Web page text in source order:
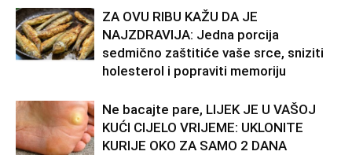
ZA OVU RIBU KAŽU DA JE
NAJZDRAVIJA: Jedna porcija
sedmično zaštitiće vaše srce, sniziti
holesterol i popraviti memoriju
Ne bacajte pare, LIJEK JE U VAŠOJ
KUĆI CIJELO VRIJEME: UKLONITE
KURIJE OKO ZA SAMO 2 DANA